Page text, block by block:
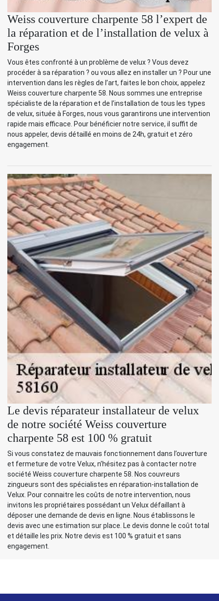
Weiss couverture charpente 58 l’expert de
la réparation et de l’installation de velux à
Forges
Vous êtes confronté à un problème de velux ? Vous devez
procéder à sa réparation ? ou vous allez en installer un ? Pour une
intervention dans les règles de l’art, faites le bon choix, appelez
Weiss couverture charpente 58. Nous sommes une entreprise
spécialiste de la réparation et de l’installation de tous les types
de velux, située à Forges, nous vous garantirons une intervention
rapide mais efficace. Pour bénéficier notre service, il suffit de
nous appeler, devis détaillé en moins de 24h, gratuit et zéro
engagement.
Le devis réparateur installateur de velux
de notre société Weiss couverture
charpente 58 est 100 % gratuit
Si vous constatez de mauvais fonctionnement dans l’ouverture
et fermeture de votre Velux, n’hésitez pas à contacter notre
société Weiss couverture charpente 58. Nos couvreurs
zingueurs sont des spécialistes en réparation-installation de
Velux. Pour connaitre les coûts de notre intervention, nous
invitons les propriétaires possédant un Velux défaillant à
déposer une demande de devis en ligne. Nous établissons le
devis avec une estimation sur place. Le devis donne le coût total
et détaille les prix. Notre devis est 100 % gratuit et sans
engagement.